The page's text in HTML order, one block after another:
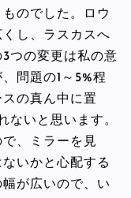
のでした。ロウ
し、ラスカスへ
つの変更は私の意
問題の1～5%程
の真ん中に置
ないと思います。
、ミラーを見
いかと心配する
が広いので、い